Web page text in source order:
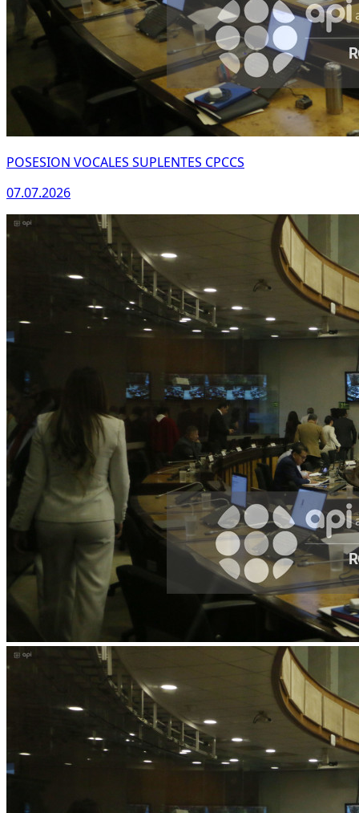
POSESION VOCALES SUPLENTES CPCCS
07.07.2026